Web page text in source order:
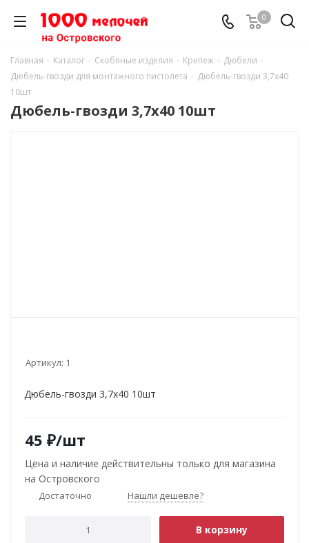
0
Главная - Каталог - Скобяные изделия - Крепеж - Дюбели -
Дюбель-гвозди для монтажного пистолета - Дюбель-гвозди 3,7х40
10шт
Дюбель-гвозди 3,7х40 10шт
Артикул: 1
Дюбель-гвозди 3,7х40 10шт
45 ₽/шт
Цена и наличие действительны только для магазина
на Островского
Достаточно Нашли дешевле?
В корзину